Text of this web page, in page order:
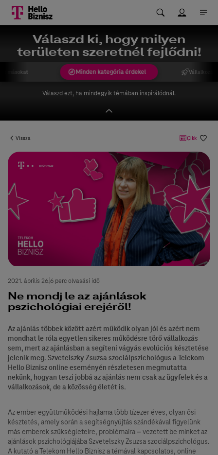
Válaszd ki, hogy milyen
területen szeretnél fejlődni!
Minden kategória érdekel
másokat
Válaszd ezt, ha mindegyik témában inspirálódnál.
Vissza Cikk
Ne mondj le az ajánlások
pszichológiai erejéről!
2021. április 26.6 perc olvasási idő
Az ajánlás többek között azért működik olyan jól és azért nem
mondhat le róla egyetlen sikeres működésre törő vállalkozás
sem, mert az ajánlásban a segíteni vágyás evolúciós késztetése
jelenik meg. Szvetelszky Zsuzsa szociálpszichológus a Telekom
Hello Biznisz online eseményén részletesen megmutatta
nekünk, hogyan teszi jobbá az ajánlás nem csak az ügyfelek és a
vállalkozások, de a közösség életét is.
Az ember együttműködési hajlama több tízezer éves, olyan ősi
késztetés, amely során a segítségnyújtás szándékával figyelünk
más emberek szükségleteire, problémaira – vezetett be minket az
ajánlások pszichológiájába Szvetelszky Zsuzsa szociálpszichológus.
A kutató a Telekom Hello Biznisz a témával kapcsolatos, online